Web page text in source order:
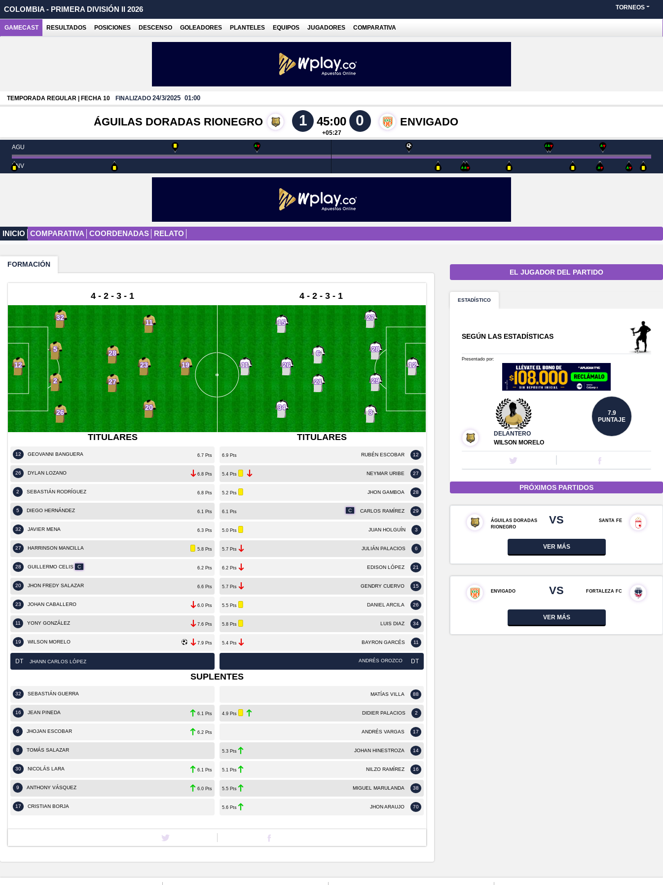
COLOMBIA - PRIMERA DIVISIÓN II 2026 TORNEOS
GAMECAST RESULTADOS POSICIONES DESCENSO GOLEADORES PLANTELES EQUIPOS JUGADORES COMPARATIVA
TEMPORADA REGULAR | FECHA 10 FINALIZADO 24/3/2025 01:00
ÁGUILAS DORADAS RIONEGRO 1 45:00
+05:27
0 ENVIGADO
AGU
ENV
COORDENADAS RELATO
COMPARATIVA
INICIO
FORMACIÓN
4 - 2 - 3 - 1
12
32
5
2
26
28
27
11
23
20
19
4 - 2 - 3 - 1
12
27
28
29
3
6
21
15
26
34
11
TITULARES
12 GEOVANNI BANGUERA 6.7 Pts
26 DYLAN LOZANO 6.8 Pts
2 SEBASTIÁN RODRÍGUEZ 6.8 Pts
5 DIEGO HERNÁNDEZ 6.1 Pts
32 JAVIER MENA 6.3 Pts
27 HARRINSON MANCILLA 5.8 Pts
28 GUILLERMO CELIS C 6.2 Pts
20 JHON FREDY SALAZAR 6.6 Pts
23 JOHAN CABALLERO 6.0 Pts
11 YONY GONZÁLEZ 7.6 Pts
19 WILSON MORELO 7.9 Pts
DT JHANN CARLOS LÓPEZ
TITULARES
12
RUBÉN ESCOBAR
6.9 Pts
27
NEYMAR URIBE
5.4 Pts
28
JHON GAMBOA
5.2 Pts
29
CARLOS RAMÍREZ
C
6.1 Pts
3
JUAN HOLGUÍN
5.0 Pts
6
JULIÁN PALACIOS
5.7 Pts
21
EDISON LÓPEZ
6.2 Pts
15
GENDRY CUERVO
5.7 Pts
26
DANIEL ARCILA
5.5 Pts
34
LUIS DIAZ
5.8 Pts
11
BAYRON GARCÉS
5.4 Pts
DT
ANDRÉS OROZCO
SUPLENTES
32 SEBASTIÁN GUERRA
16 JEAN PINEDA 6.1 Pts
6 JHOJAN ESCOBAR 6.2 Pts
8 TOMÁS SALAZAR
30 NICOLÁS LARA 6.1 Pts
9 ANTHONY VÁSQUEZ 6.0 Pts
17 CRISTIAN BORJA
88
MATÍAS VILLA
2
DIDIER PALACIOS
4.9 Pts
17
ANDRÉS VARGAS
14
JOHAN HINESTROZA
5.3 Pts
16
NILZO RAMÍREZ
5.1 Pts
38
MIGUEL MARULANDA
5.5 Pts
70
JHON ARAUJO
5.6 Pts
EL JUGADOR DEL PARTIDO
ESTADÍSTICO
SEGÚN LAS ESTADÍSTICAS
Presentado por:
DELANTERO
WILSON MORELO
7.9
PUNTAJE
PRÓXIMOS PARTIDOS
ÁGUILAS DORADAS
RIONEGRO
VS SANTA FE
VER MÁS
ENVIGADO VS FORTALEZA FC
VER MÁS